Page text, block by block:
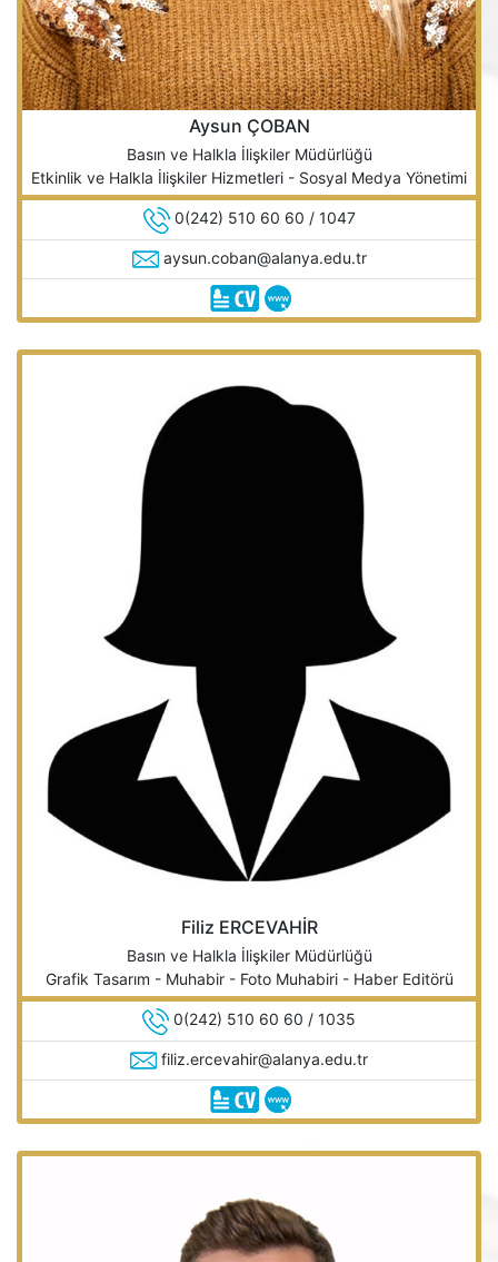
Aysun ÇOBAN
Basın ve Halkla İlişkiler Müdürlüğü
Etkinlik ve Halkla İlişkiler Hizmetleri - Sosyal Medya Yönetimi
0(242) 510 60 60 / 1047
aysun.coban@alanya.edu.tr
Filiz ERCEVAHİR
Basın ve Halkla İlişkiler Müdürlüğü
Grafik Tasarım - Muhabir - Foto Muhabiri - Haber Editörü
0(242) 510 60 60 / 1035
filiz.ercevahir@alanya.edu.tr